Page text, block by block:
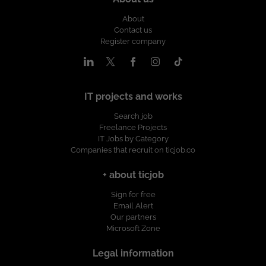
divulgada a través de ticjob.co
About
Contact us
Register company
IT projects and works
Search job
Freelance Projects
IT Jobs by Category
Companies that recruit on ticjob.co
+ about ticjob
Sign for free
Email Alert
Our partners
Microsoft Zone
Legal information